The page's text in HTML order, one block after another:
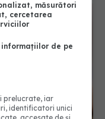
măsurători
cercetarea
de pe
prelucrate, iar
identificatori unici